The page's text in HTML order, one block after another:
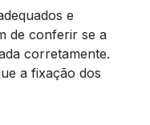
e
de conferir se a
corretamente.
a fixação dos